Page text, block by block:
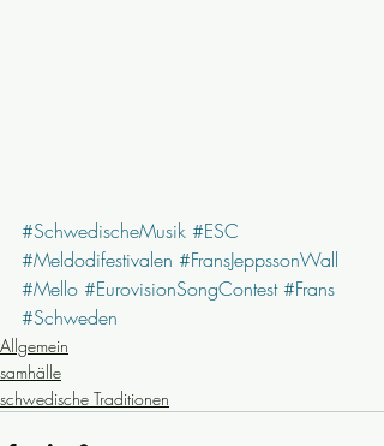
#SchwedischeMusik #ESC
#Meldodifestivalen #FransJeppssonWall
#Mello #EurovisionSongContest #Frans
#Schweden
Allgemein
samhälle
schwedische Traditionen